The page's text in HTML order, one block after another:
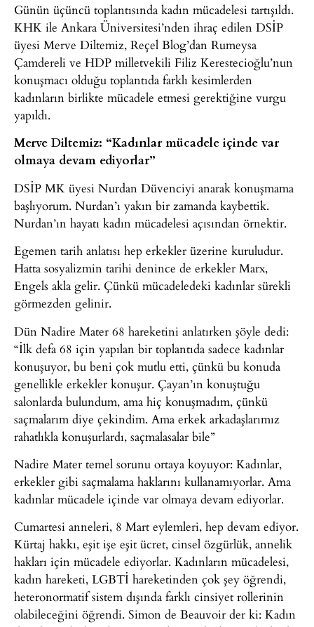
Günün üçüncü toplantısında kadın mücadelesi tartışıldı.
KHK ile Ankara Üniversitesi’nden ihraç edilen DSİP
üyesi Merve Diltemiz, Reçel Blog’dan Rumeysa
Çamdereli ve HDP milletvekili Filiz Kerestecioğlu’nun
konuşmacı olduğu toplantıda farklı kesimlerden
kadınların birlikte mücadele etmesi gerektiğine vurgu
yapıldı.
Merve Diltemiz: “Kadınlar mücadele içinde var
olmaya devam ediyorlar”
DSİP MK üyesi Nurdan Düvenciyi anarak konuşmama
başlıyorum. Nurdan’ı yakın bir zamanda kaybettik.
Nurdan’ın hayatı kadın mücadelesi açısından örnektir.
Egemen tarih anlatısı hep erkekler üzerine kuruludur.
Hatta sosyalizmin tarihi denince de erkekler Marx,
Engels akla gelir. Çünkü mücadeledeki kadınlar sürekli
görmezden gelinir.
Dün Nadire Mater 68 hareketini anlatırken şöyle dedi:
“İlk defa 68 için yapılan bir toplantıda sadece kadınlar
konuşuyor, bu beni çok mutlu etti, çünkü bu konuda
genellikle erkekler konuşur. Çayan’ın konuştuğu
salonlarda bulundum, ama hiç konuşmadım, çünkü
saçmalarım diye çekindim. Ama erkek arkadaşlarımız
rahatlıkla konuşurlardı, saçmalasalar bile”
Nadire Mater temel sorunu ortaya koyuyor: Kadınlar,
erkekler gibi saçmalama haklarını kullanamıyorlar. Ama
kadınlar mücadele içinde var olmaya devam ediyorlar.
Cumartesi anneleri, 8 Mart eylemleri, hep devam ediyor.
Kürtaj hakkı, eşit işe eşit ücret, cinsel özgürlük, annelik
hakları için mücadele ediyorlar. Kadınların mücadelesi,
kadın hareketi, LGBTİ hareketinden çok şey öğrendi,
heteronormatif sistem dışında farklı cinsiyet rollerinin
olabileceğini öğrendi. Simon de Beauvoir der ki: Kadın